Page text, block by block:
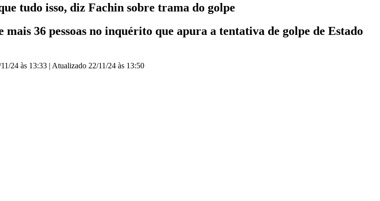
tudo isso, diz Fachin sobre trama do golpe
36 pessoas no inquérito que apura a tentativa de golpe de Estado
24 às 13:33 | Atualizado 22/11/24 às 13:50